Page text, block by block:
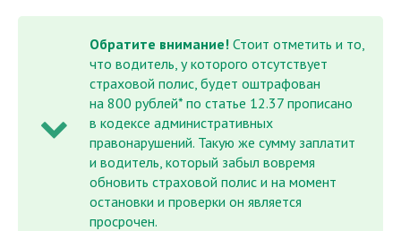
Обратите внимание! Стоит отметить и то,
что водитель, у которого отсутствует
страховой полис, будет оштрафован
на 800 рублей* по статье 12.37 прописано
в кодексе административных
правонарушений. Такую же сумму заплатит
и водитель, который забыл вовремя
обновить страховой полис и на момент
остановки и проверки он является
просрочен.